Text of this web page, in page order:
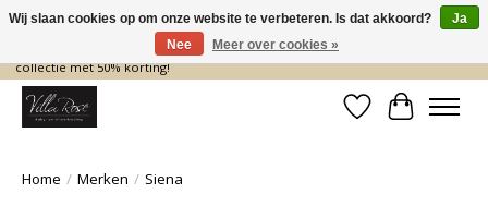
De nieuwe collectie komt eraan… en wij maken ruimte! Shop nu de zomer
collectie met 50% korting!
Verlanglijst
Home / Merken / Siena
Wij slaan cookies op om onze website te verbeteren. Is dat akkoord?
Ja
Nee
Meer over cookies »